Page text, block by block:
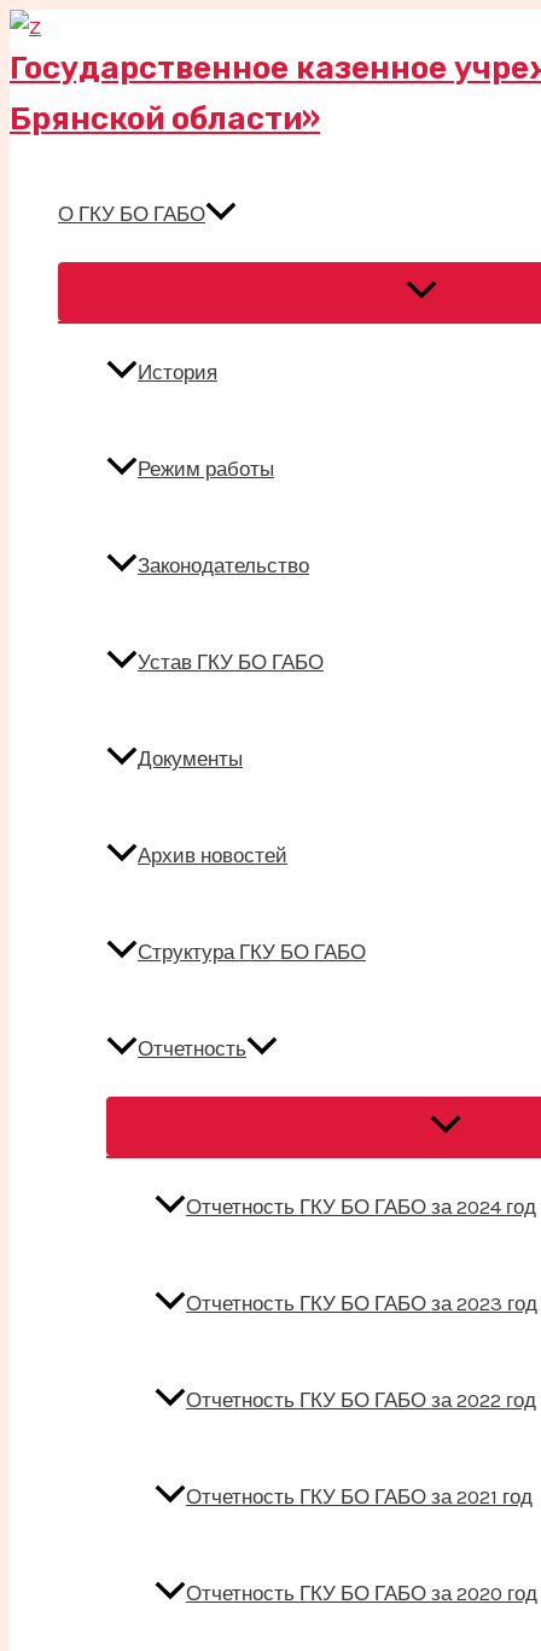
Перейти
кГосударственное казенное
Брянской области»
О ГКУ БО ГАБО
История
Режим работы
Законодательство
Устав ГКУ БО ГАБО
Документы
Архив новостей
Структура ГКУ БО ГАБО
Отчетность
Отчетность ГКУ БО ГАБО за 2024 год
Отчетность ГКУ БО ГАБО за 2023 год
Отчетность ГКУ БО ГАБО за 2022 год
Отчетность ГКУ БО ГАБО за 2021 год
Отчетность ГКУ БО ГАБО за 2020 год